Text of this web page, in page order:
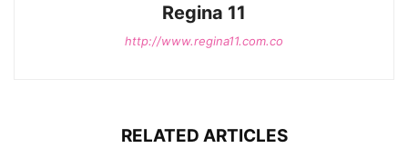
Regina 11
http://www.regina11.com.co
RELATED ARTICLES